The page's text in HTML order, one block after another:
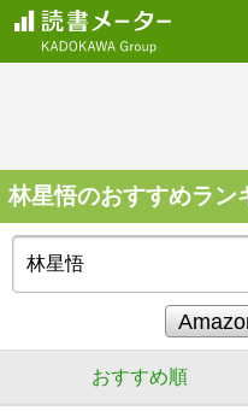
林星悟のおすすめラン
おすすめ順